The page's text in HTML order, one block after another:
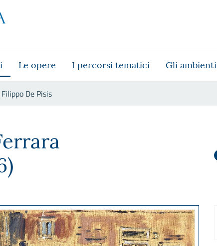
Le opere I percorsi tematici Gli ambienti
Filippo De Pisis